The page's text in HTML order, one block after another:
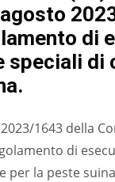
di
speciali
1643 della
di
per la peste